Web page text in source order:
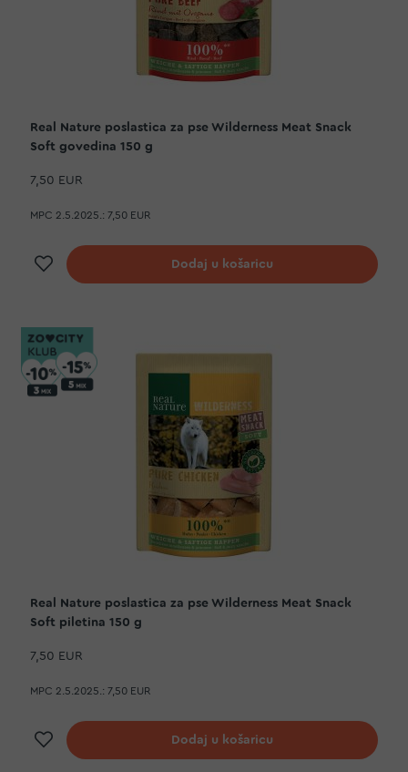
Real Nature poslastica za pse Wilderness Meat Snack
Soft govedina 150 g
7,50 EUR
MPC 2.5.2025.: 7,50 EUR
Dodaj na listu želja
Dodaj u košaricu
Real Nature poslastica za pse Wilderness Meat Snack
Soft piletina 150 g
7,50 EUR
MPC 2.5.2025.: 7,50 EUR
Dodaj na listu želja
Dodaj u košaricu